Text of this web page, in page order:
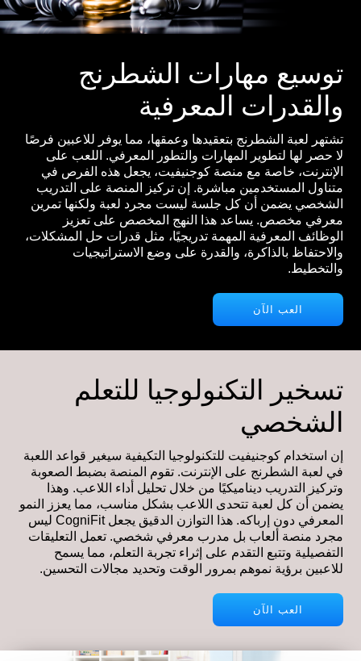
توسيع مهارات الشطرنج
والقدرات المعرفية
تشتهر لعبة الشطرنج بتعقيدها وعمقها، مما يوفر للاعبين فرصًا
لا حصر لها لتطوير المهارات والتطور المعرفي. اللعب على
الإنترنت، خاصة مع منصة كوجنيفيت، يجعل هذه الفرص في
متناول المستخدمين مباشرة. إن تركيز المنصة على التدريب
الشخصي يضمن أن كل جلسة ليست مجرد لعبة ولكنها تمرين
معرفي مخصص. يساعد هذا النهج المخصص على تعزيز
الوظائف المعرفية المهمة تدريجيًا، مثل قدرات حل المشكلات،
والاحتفاظ بالذاكرة، والقدرة على وضع الاستراتيجيات
والتخطيط.
العب الآن
تسخير التكنولوجيا للتعلم
الشخصي
إن استخدام كوجنيفيت للتكنولوجيا التكيفية سيغير قواعد اللعبة
في لعبة الشطرنج على الإنترنت. تقوم المنصة بضبط الصعوبة
وتركيز التدريب ديناميكيًا من خلال تحليل أداء اللاعب. وهذا
يضمن أن كل لعبة تتحدى اللاعب بشكل مناسب، مما يعزز النمو
المعرفي دون إرباكه. هذا التوازن الدقيق يجعل CogniFit ليس
مجرد منصة ألعاب بل مدرب معرفي شخصي. تعمل التعليقات
التفصيلية وتتبع التقدم على إثراء تجربة التعلم، مما يسمح
للاعبين برؤية نموهم بمرور الوقت وتحديد مجالات التحسين.
العب الآن